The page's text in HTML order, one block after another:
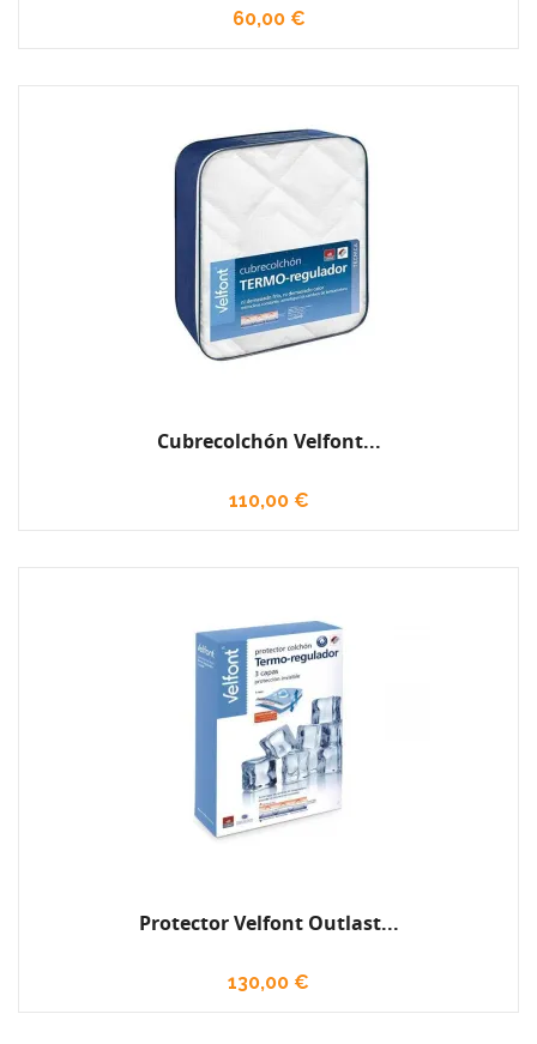
60,00 €
Cubrecolchón Velfont...
110,00 €
Protector Velfont Outlast...
130,00 €